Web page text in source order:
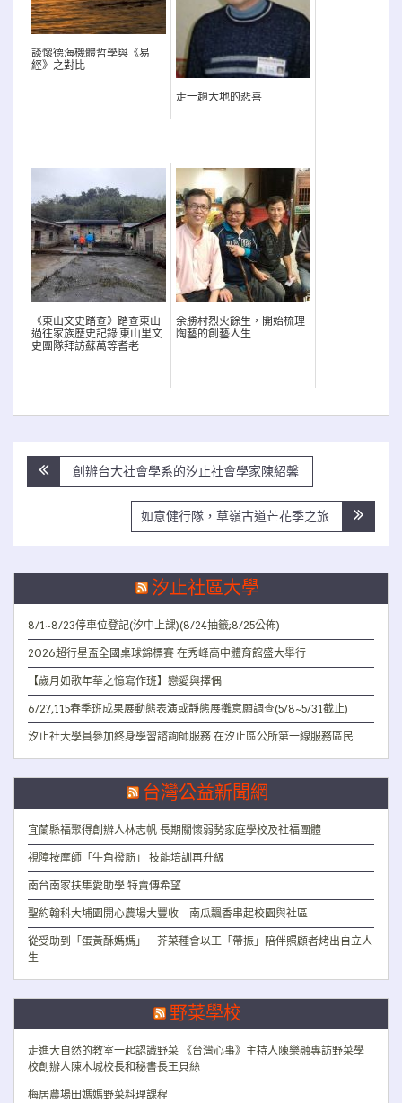
談懷德海機體哲學與《易
經》之對比
走一趟大地的悲喜
《東山文史踏查》踏查東山
過往家族歷史記錄 東山里文
史團隊拜訪蘇萬等耆老
余勝村烈火餘生，開始梳理
陶藝的創藝人生
文
章
創辦台大社會學系的汐止社會學家陳紹馨
如意健行隊，草嶺古道芒花季之旅
汐止社區大學
8/1~8/23停車位登記(汐中上課)(8/24抽籤;8/25公佈)
2026超行星盃全國桌球錦標賽 在秀峰高中體育館盛大舉行
【歲月如歌年華之憶寫作班】戀愛與擇偶
6/27,115春季班成果展動態表演或靜態展攤意願調查(5/8~5/31截止)
汐止社大學員參加終身學習諮詢師服務 在汐止區公所第一線服務區民
台灣公益新聞網
宜蘭縣福聚得創辦人林志帆 長期關懷弱勢家庭學校及社福團體
視障按摩師「牛角撥筋」 技能培訓再升級
南台南家扶集愛助學 特賣傳希望
聖約翰科大埔園開心農場大豐收 南瓜飄香串起校園與社區
從受助到「蛋黃酥媽媽」 芥菜種會以工「帶振」陪伴照顧者烤出自立人
生
野菜學校
走進大自然的教室一起認識野菜 《台灣心事》主持人陳樂融專訪野菜學
校創辦人陳木城校長和秘書長王貝絲
梅居農場田媽媽野菜料理課程